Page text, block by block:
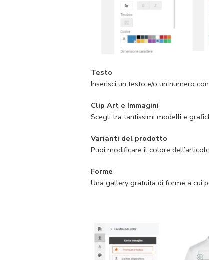
Testo
Inserisci un testo e/o un numero
Clip Art e Immagini
Scegli tra tantissimi modelli e
Varianti del prodotto
Puoi modificare il colore
Forme
Una gallery gratuita di forme a cui